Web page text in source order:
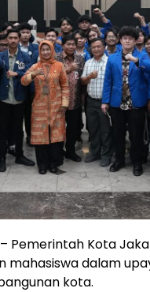
– Pemerintah Kota
mahasiswa dalam
kota.